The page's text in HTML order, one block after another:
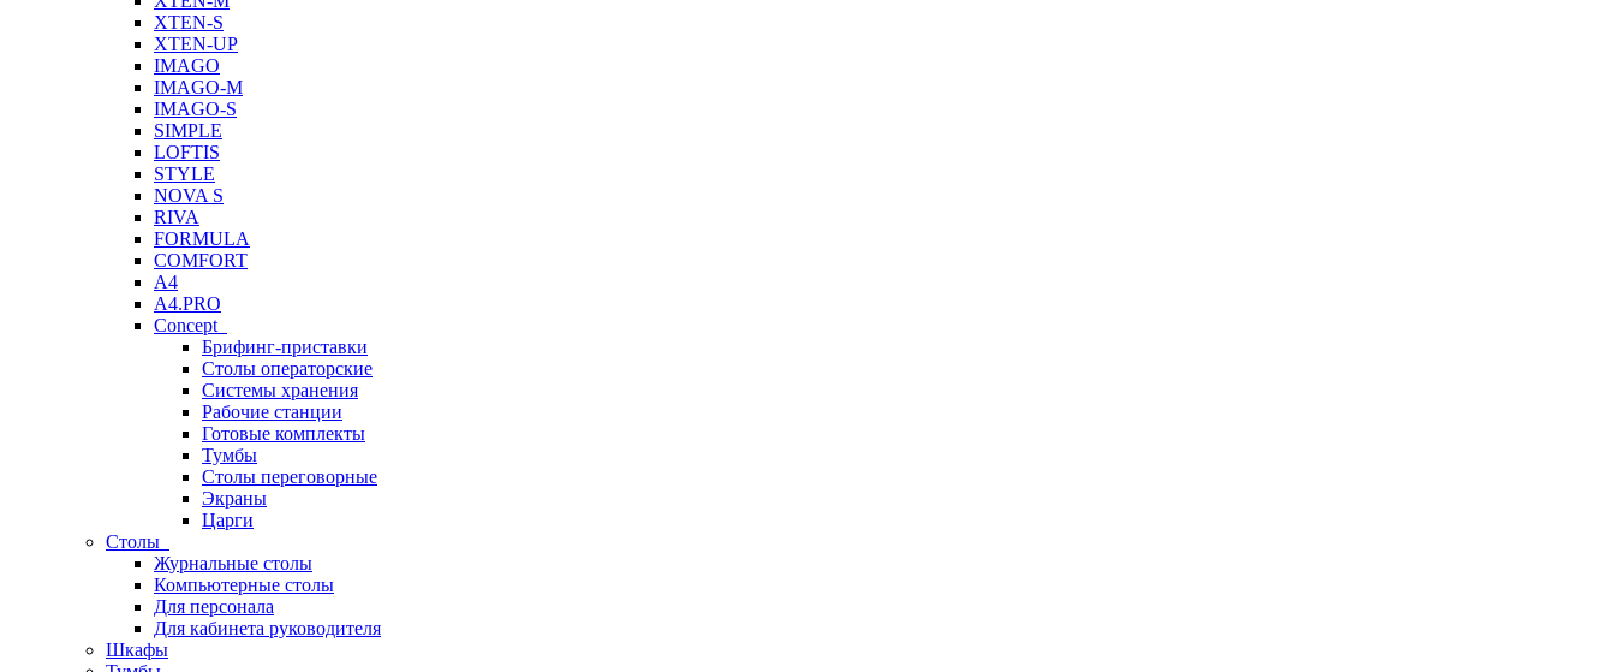
XTEN-S
XTEN-UP
IMAGO
IMAGO-M
IMAGO-S
SIMPLE
LOFTIS
STYLE
NOVA S
RIVA
FORMULA
COMFORT
A4
A4.PRO
Concept
Брифинг-приставки
Столы операторские
Системы хранения
Рабочие станции
Готовые комплекты
Тумбы
Столы переговорные
Экраны
Царги
Столы
Журнальные столы
Компьютерные столы
Для персонала
Для кабинета руководителя
Шкафы